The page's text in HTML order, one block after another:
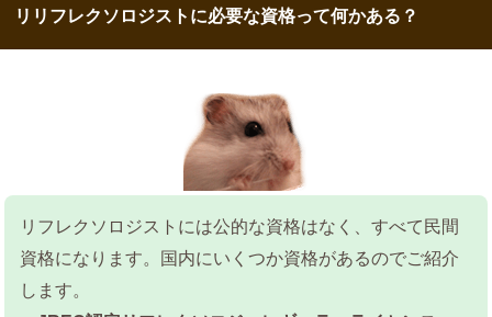
リリフレクソロジストに必要な資格って何かある？
リフレクソロジストには公的な資格はなく、すべて民間
資格になります。国内にいくつか資格があるのでご紹介
します。